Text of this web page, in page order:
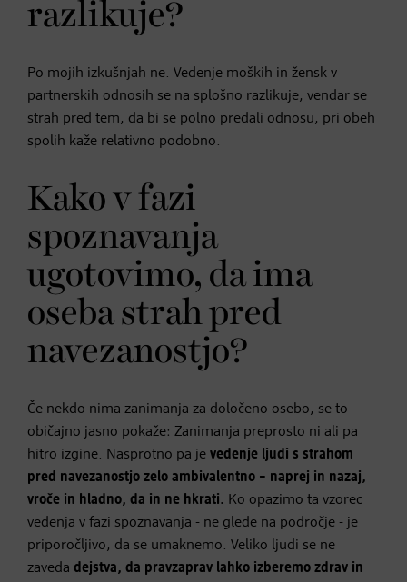
razlikuje?
Po mojih izkušnjah ne. Vedenje moških in žensk v
partnerskih odnosih se na splošno razlikuje, vendar se
strah pred tem, da bi se polno predali odnosu, pri obeh
spolih kaže relativno podobno.
Kako v fazi
spoznavanja
ugotovimo, da ima
oseba strah pred
navezanostjo?
Če nekdo nima zanimanja za določeno osebo, se to
običajno jasno pokaže: Zanimanja preprosto ni ali pa
hitro izgine. Nasprotno pa je vedenje ljudi s strahom
pred navezanostjo zelo ambivalentno – naprej in nazaj,
vroče in hladno, da in ne hkrati. Ko opazimo ta vzorec
vedenja v fazi spoznavanja - ne glede na področje - je
priporočljivo, da se umaknemo. Veliko ljudi se ne
zaveda dejstva, da pravzaprav lahko izberemo zdrav in